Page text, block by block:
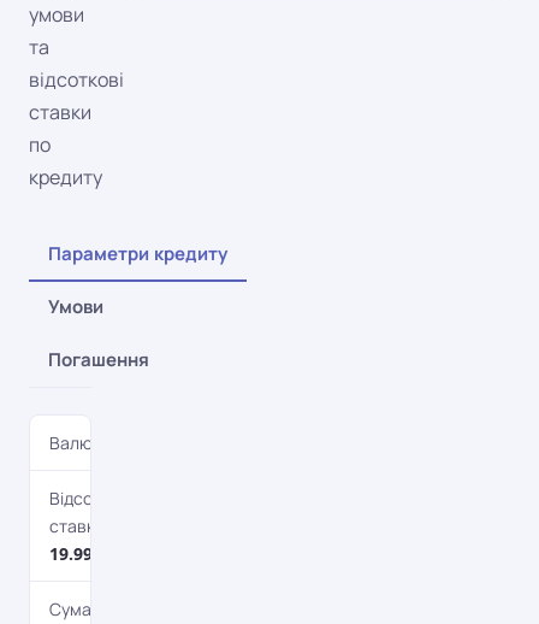
умови
та
відсоткові
ставки
по
кредиту
Параметри кредиту
Умови
Погашення
Валюта
Відсоткова
ставка
19.99%
Сума кредиту